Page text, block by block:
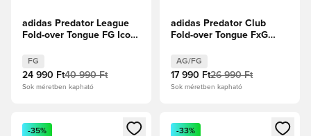
adidas Predator League
Fold-over Tongue FG Icon
cipők/Zero
metál/Királykék
FG
24 990 Ft40 990 Ft
Sok méretben kapható
adidas Predator Club
Fold-over Tongue FxG
Black/Fehér cipők/
Élénkpiros
AG/FG
17 990 Ft26 990 Ft
Sok méretben kapható
Megnyit egy modált a bejelentkezéshez vagy a tagként
-35%
Megnyit egy modált a
-33%